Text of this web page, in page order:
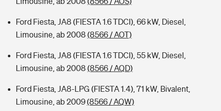
Ford Fiesta, JA8 (FIESTA 1.6 TDCI), 66 kW, Diesel,
Limousine, ab 2008 (8566 / AOT)
Ford Fiesta, JA8 (FIESTA 1.6 TDCI), 55 kW, Diesel,
Limousine, ab 2008 (8566 / AQD)
Ford Fiesta, JA8-LPG (FIESTA 1.4), 71 kW, Bivalent,
Limousine, ab 2009(8566 / AQW)